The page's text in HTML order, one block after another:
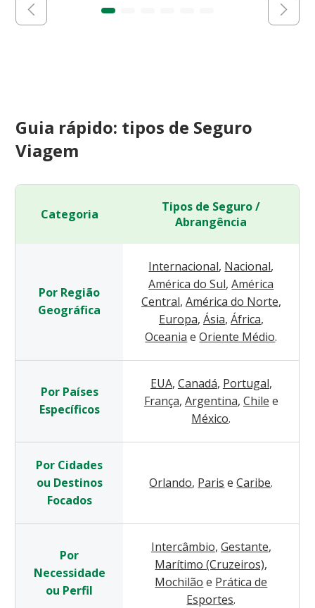
Guia rápido: tipos de Seguro
Viagem
Categoria
Tipos de Seguro /
Abrangência
Por Região
Geográfica
Internacional, Nacional,
América do Sul, América
Central, América do Norte,
Europa, Ásia, África,
Oceania e Oriente Médio.
Por Países
Específicos
EUA, Canadá, Portugal,
França, Argentina, Chile e
México.
Por Cidades
ou Destinos
Focados
Orlando, Paris e Caribe.
Por
Necessidade
ou Perfil
Intercâmbio, Gestante,
Marítimo (Cruzeiros),
Mochilão e Prática de
Esportes.